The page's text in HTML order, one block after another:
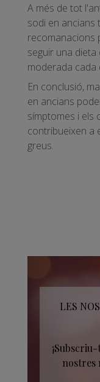
A més de tot
sodi en ancians
recomanacions
seguir una
moderada cada
En conclusió,
en ancians
símptomes i els
contribueixen a
greus.
LES
nostres